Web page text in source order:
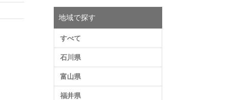
地域で探す
すべて
石川県
富山県
福井県